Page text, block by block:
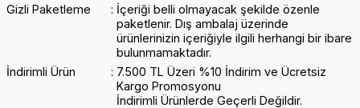
Gizli Paketleme
İçeriği belli olmayacak şekilde özenle
paketlenir. Dış ambalaj üzerinde
ürünlerinizin içeriğiyle ilgili herhangi bir ibare
bulunmamaktadır.
İndirimli Ürün
7.500 TL Üzeri %10 İndirim ve Ücretsiz
Kargo Promosyonu
İndirimli Ürünlerde Geçerli Değildir.